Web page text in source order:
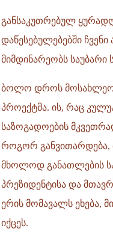
განსაკუთრებულ
დაწესებულებებში
მიმდინარეობს საუბარი
ბოლო დროს
პროექტმა. ის, რაც
საზოგადოების
როგორ განვითარდება,
მხოლოდ განათლების
პრეზიდენტისა და
ერის მომავალს ეხება,
იქცეს.